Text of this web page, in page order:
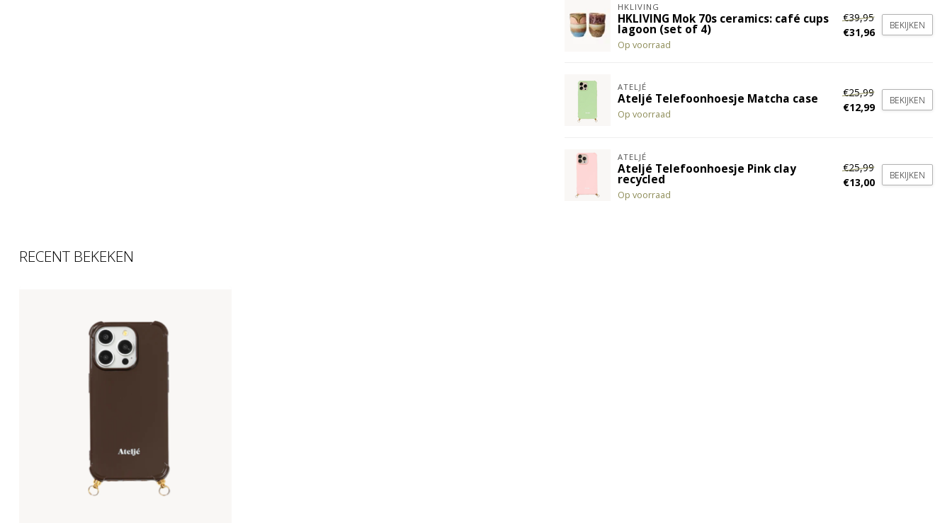
HKLIVING
HKLIVING Mok 70s ceramics: café cups
lagoon (set of 4)
Op voorraad
€39,95
€31,96
BEKIJKEN
ATELJÉ
Ateljé Telefoonhoesje Matcha case
Op voorraad
€25,99
€12,99
BEKIJKEN
ATELJÉ
Ateljé Telefoonhoesje Pink clay
recycled
Op voorraad
€25,99
€13,00
BEKIJKEN
RECENT BEKEKEN